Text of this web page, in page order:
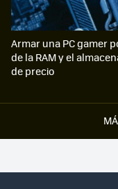
Armar una PC gamer
de la RAM y el
de precio